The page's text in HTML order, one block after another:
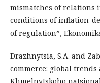
mismatches of
conditions of inflation-
of regulation”,
Drazhnytsia, S.A. and
commerce: global